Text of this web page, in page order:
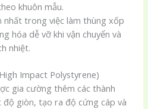
khuôn mẫu.
nhất trong việc làm thùng xốp
hóa dễ vỡ khi vận chuyển và
nhiệt.
Impact Polystyrene)
gia cường thêm các thành
độ giòn, tạo ra độ cứng cáp và